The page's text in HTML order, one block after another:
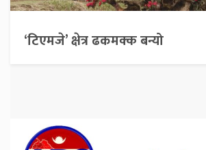
‘टिएमजे’ क्षेत्र ढकमक्क बन्यो